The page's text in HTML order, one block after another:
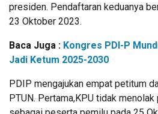
presiden. Pendaftaran keduanya
23 Oktober 2023.
Baca Juga : Kongres PDI-P
Jadi Ketum 2025-2030
PDIP mengajukan empat petitum
PTUN. Pertama,KPU tidak menolak